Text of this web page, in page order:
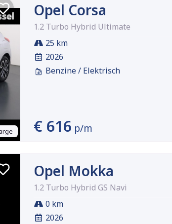
Opel Corsa
1.2 Turbo Hybrid Ultimate
25 km
2026
Benzine / Elektrisch
€ 616 p/m
Opel Mokka
1.2 Turbo Hybrid GS Navi
0 km
2026